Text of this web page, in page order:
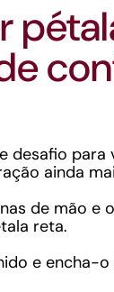
ainda
de mão e
reta.
e encha-